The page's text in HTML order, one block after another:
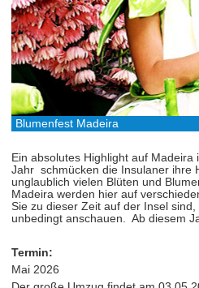
Blumenfest Madeira
Ein absolutes Highlight auf
Jahr schmücken die Insulaner ihre
unglaublich vielen Blüten und
Madeira werden hier auf
Sie zu dieser Zeit auf der Insel
unbedingt anschauen. Ab diesem
Termin:
Mai 2026